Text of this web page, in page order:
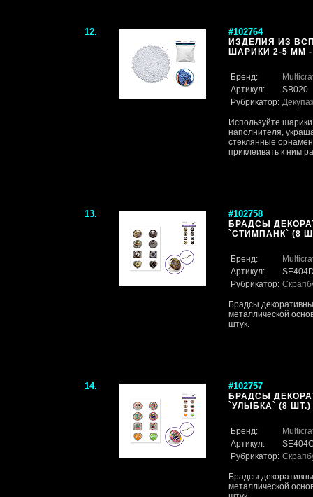
12. #102764
ИЗДЕЛИЯ ИЗ
ШАРИКИ 2-5 ММ -
Бренд:
Артикул:
SB020
Рубрикатор:
Используйте
наполнителя,
стеклянные
приклеивать к ним
13. #102758
БРАДСЫ
`СТИМПАНК` (8
Бренд:
Артикул:
Рубрикатор:
Брадсы
металлической
штук.
14. #102757
БРАДСЫ
`УЛЫБКА` (8 ШТ.)
Бренд:
Артикул:
Рубрикатор:
Брадсы
металлической